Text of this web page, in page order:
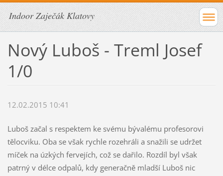
Indoor Zaječák Klatovy
Nový Luboš - Treml Josef
1/0
12.02.2015 10:41
Luboš začal s respektem ke svému bývalému profesorovi
tělocviku. Oba se však rychle rozehráli a snažili se udržet
míček na úzkých fervejích, což se dařilo. Rozdíl byl však
patrný v délce odpalů, kdy generačně mladší Luboš nic